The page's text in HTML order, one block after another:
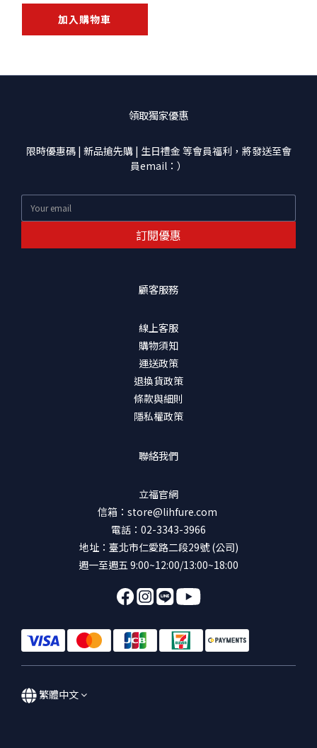
加入購物車
領取獨家優惠
限時優惠碼 | 新品搶先購 | 生日禮金 等會員福利，將發送至會
員email：）
訂閱優惠
顧客服務
線上客服
購物須知
運送政策
退換貨政策
條款與細則
隱私權政策
聯絡我們
立福官網
信箱：store@lihfure.com
電話：02-3343-3966
地址：臺北市仁愛路二段29號 (公司)
週一至週五 9:00~12:00/13:00~18:00
繁體中文